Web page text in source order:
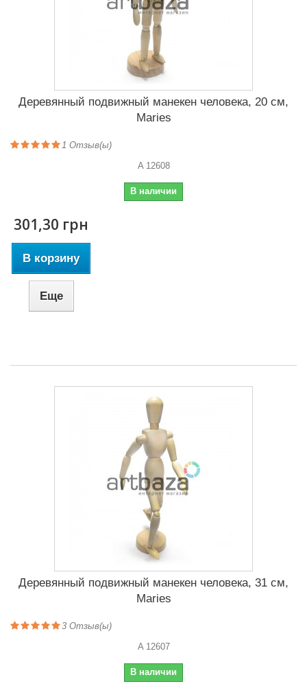
Деревянный подвижный манекен человека, 20 см,
Maries
1 Отзыв(ы)
A 12608
В наличии
301,30 грн
В корзину
Еще
Деревянный подвижный манекен человека, 31 см,
Maries
3 Отзыв(ы)
A 12607
В наличии